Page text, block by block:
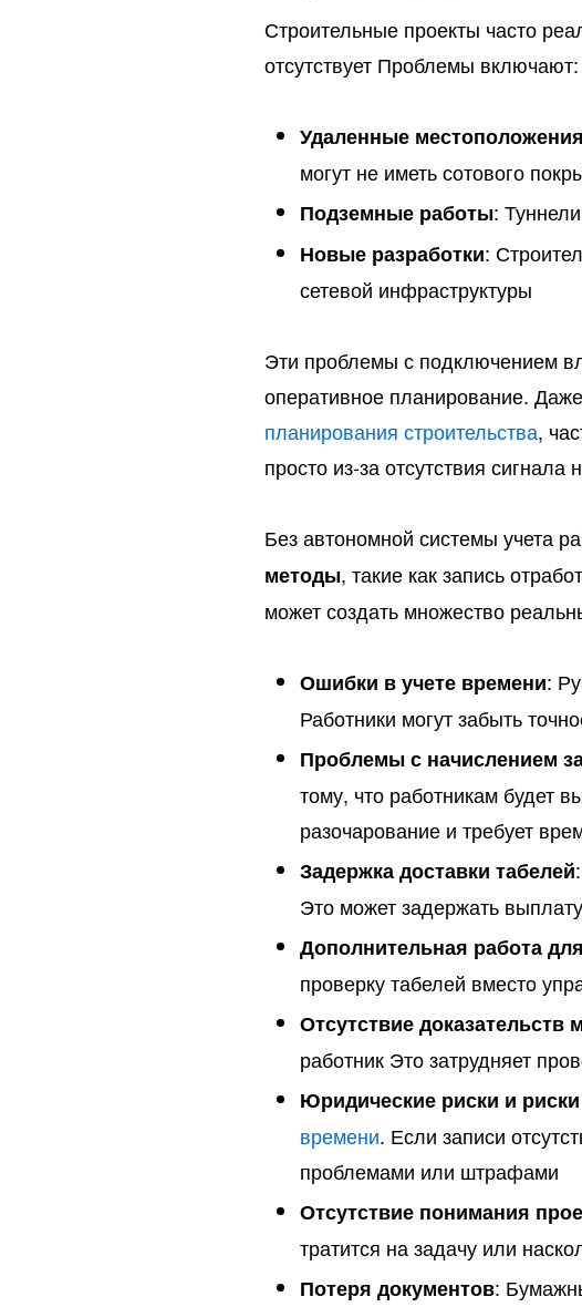
Строительные проекты часто
отсутствует Проблемы включают:
Удаленные местоположения
могут не иметь сотового
Подземные работы:
Новые разработки:
сетевой инфраструктуры
Эти проблемы с подключением
оперативное планирование.
планирования строительства,
просто из-за отсутствия сигнала
Без автономной системы учета
методы, такие как запись
может создать множество
Ошибки в учете времени:
Работники могут забыть
Проблемы с начислением
тому, что работникам будет
разочарование и требует
Задержка доставки табелей
Это может задержать
Дополнительная работа
проверку табелей вместо
Отсутствие доказательств
работник Это затрудняет
Юридические риски и
времени. Если записи
проблемами или штрафами
Отсутствие понимания
тратится на задачу или
Потеря документов: